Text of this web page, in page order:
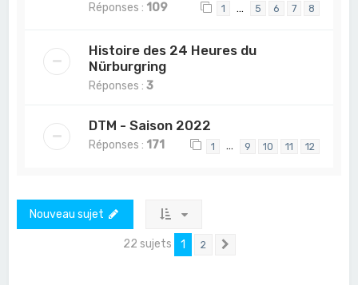
Réponses : 109 1 … 5 6 7 8
Histoire des 24 Heures du
Nürburgring
Réponses :3
DTM - Saison 2022
Réponses : 171 1 … 9 10 11 12
Nouveau sujet
22 sujets 1 2